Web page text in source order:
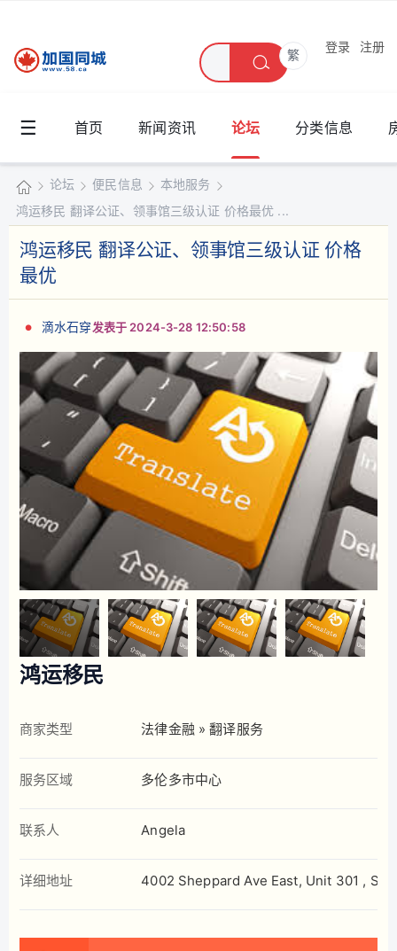
繁
登录 注册
☰ 首页 新闻资讯 论坛 分类信息
加
国
同
城
»
论坛
›
便民信息
›
本地服务
›
鸿运移民 翻译公证、领事馆三级认证 价格最优 ...
鸿运移民 翻译公证、领事馆三级认证 价格
最优
滴水石穿发表于 2024-3-28 12:50:58
鸿运移民
商家类型 法律金融 » 翻译服务
服务区域 多伦多市中心
联系人 Angela
详细地址 4002 Sheppard Ave East, Unit 301 ,